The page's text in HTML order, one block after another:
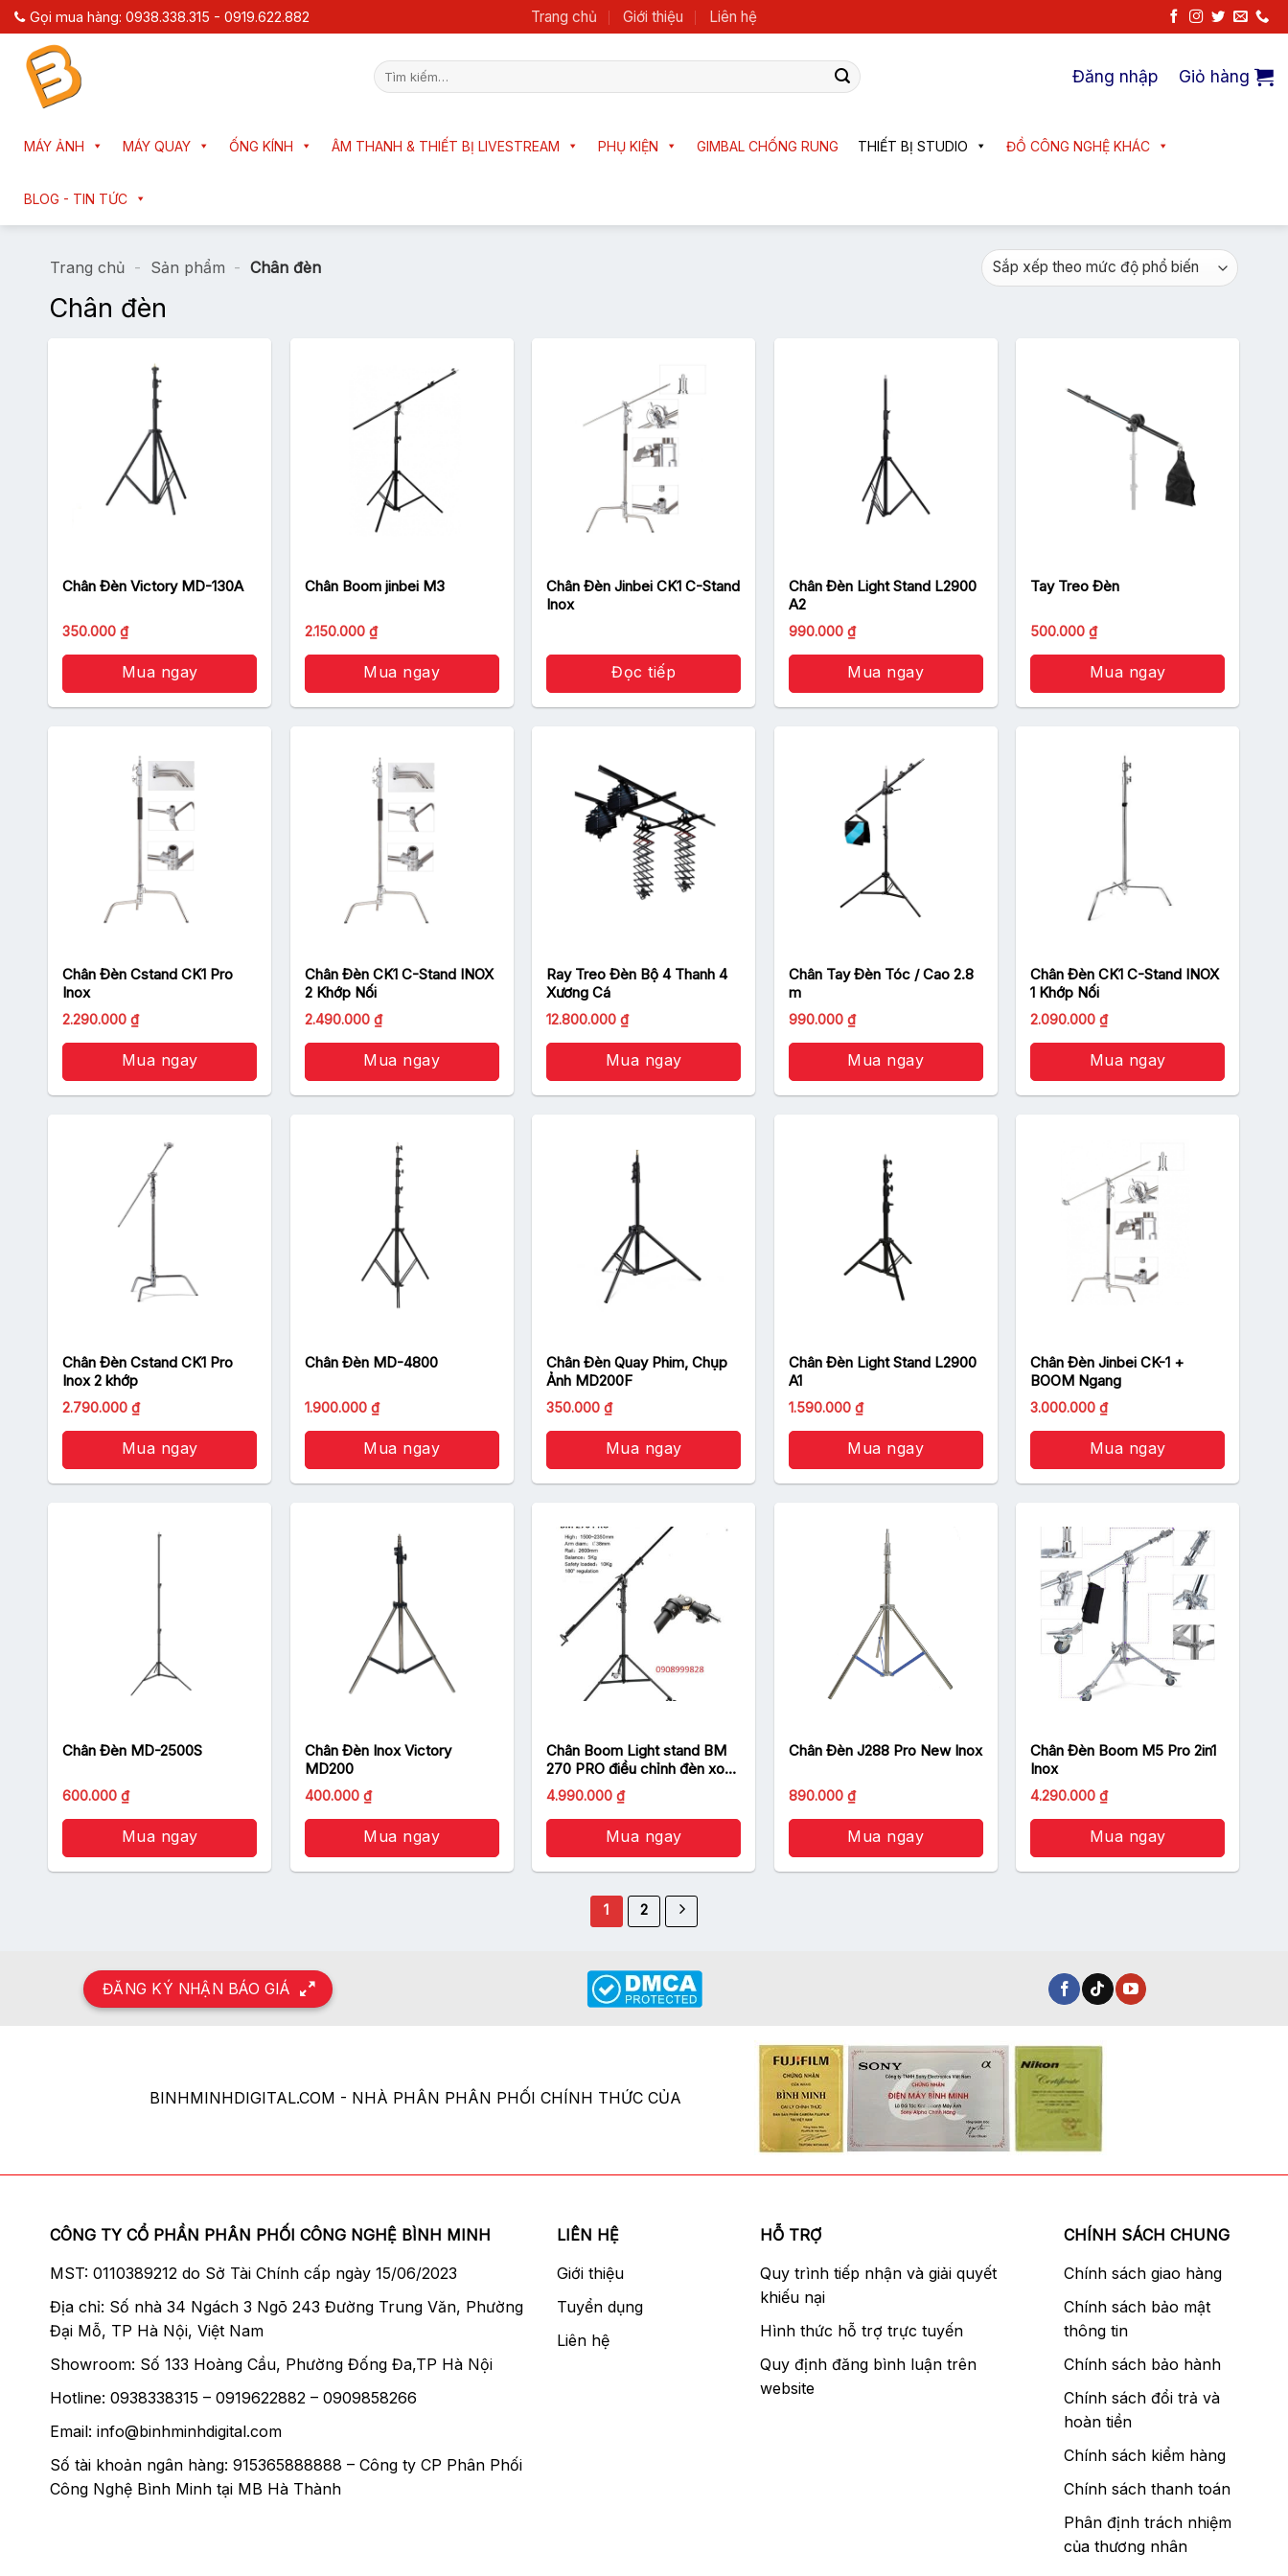
Chuyển
đến
dung
Gọi mua hàng: 0938.338.315 - 0919.622.882 Trang chủ Giới thiệu Liên hệ
Tìm
kiếm:
Đăng nhập Giỏ hàng
MÁY ẢNH MÁY QUAY ỐNG KÍNH ÂM THANH & THIẾT BỊ LIVESTREAM PHỤ KIỆN GIMBAL CHỐNG RUNG THIẾT BỊ STUDIO ĐỒ CÔNG NGHỆ KHÁC
BLOG - TIN TỨC
Trang chủ - Sản phẩm - Chân đèn
Chân đèn
Chân Đèn Victory MD-130A
Giá
là:
390.000 ₫.
350.000₫Giá
hiện
tại
là:
350.000 ₫.
Mua ngay
Chân Boom jinbei M3
2.150.000 ₫
Mua ngay
Chân Đèn Jinbei CK1 C-Stand
Inox
Đọc tiếp
Chân Đèn Light Stand L2900
A2
990.000 ₫
Mua ngay
Tay Treo Đèn
500.000₫
Mua ngay
Chân Đèn Cstand CK1 Pro
Inox
2.290.000₫
Mua ngay
Chân Đèn CK1 C-Stand INOX
2 Khớp Nối
2.490.000 ₫
Mua ngay
Ray Treo Đèn Bộ 4 Thanh 4
Xương Cá
12.800.000₫
Mua ngay
Chân Tay Đèn Tóc / Cao 2.8
m
Giá
là:
1.100.000 ₫.
990.000 ₫Giá
hiện
tại
là:
990.000 ₫.
Mua ngay
Chân Đèn CK1 C-Stand INOX
1 Khớp Nối
2.090.000₫
Mua ngay
Chân Đèn Cstand CK1 Pro
Inox 2 khớp
2.790.000₫
Mua ngay
Chân Đèn MD-4800
Giá
là:
2.290.000 ₫.
1.900.000 ₫Giá
hiện
tại
là:
1.900.000 ₫.
Mua ngay
Chân Đèn Quay Phim, Chụp
Ảnh MD200F
Giá
là:
400.000 ₫.
350.000₫Giá
hiện
tại
là:
350.000 ₫.
Mua ngay
Chân Đèn Light Stand L2900
A1
Giá
là:
1.790.000 ₫.
1.590.000 ₫Giá
hiện
tại
là:
1.590.000 ₫.
Mua ngay
Chân Đèn Jinbei CK-1 +
BOOM Ngang
3.000.000₫
Mua ngay
Chân Đèn MD-2500S
600.000₫
Mua ngay
Chân Đèn Inox Victory
MD200
400.000 ₫
Mua ngay
Chân Boom Light stand BM
270 PRO điều chỉnh đèn xoay
360 độ
4.990.000₫
Mua ngay
Chân Đèn J288 Pro New Inox
890.000 ₫
Mua ngay
Chân Đèn Boom M5 Pro 2in1
Inox
4.290.000₫
Mua ngay
1 2
ĐĂNG KÝ NHẬN BÁO GIÁ
BINHMINHDIGITAL.COM - NHÀ PHÂN PHÂN PHỐI CHÍNH THỨC CỦA
CÔNG TY CỔ PHẦN PHÂN PHỐI CÔNG NGHỆ BÌNH MINH
MST: 0110389212 do Sở Tài Chính cấp ngày 15/06/2023
Địa chỉ: Số nhà 34 Ngách 3 Ngõ 243 Đường Trung Văn, Phường
Đại Mỗ, TP Hà Nội, Việt Nam
Showroom: Số 133 Hoàng Cầu, Phường Đống Đa,TP Hà Nội
Hotline: 0938338315 – 0919622882 – 0909858266
Email: info@binhminhdigital.com
Số tài khoản ngân hàng: 915365888888 – Công ty CP Phân Phối
Công Nghệ Bình Minh tại MB Hà Thành
LIÊN HỆ
Giới thiệu
Tuyển dụng
Liên hệ
HỖ TRỢ
Quy trình tiếp nhận và giải quyết
khiếu nại
Hình thức hỗ trợ trực tuyến
Quy định đăng bình luận trên
website
CHÍNH SÁCH CHUNG
Chính sách giao hàng
Chính sách bảo mật
thông tin
Chính sách bảo hành
Chính sách đổi trả và
hoàn tiền
Chính sách kiểm hàng
Chính sách thanh toán
Phân định trách nhiệm
của thương nhân